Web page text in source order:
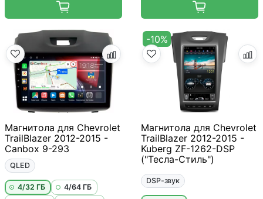
Магнитола для Chevrolet
TrailBlazer 2012-2015 -
Canbox 9-293
QLED
4/32 ГБ
4/64 ГБ
-10%
Магнитола для Chevrolet
TrailBlazer 2012-2015 -
Kuberg ZF-1262-DSP
("Тесла-Стиль")
DSP-звук